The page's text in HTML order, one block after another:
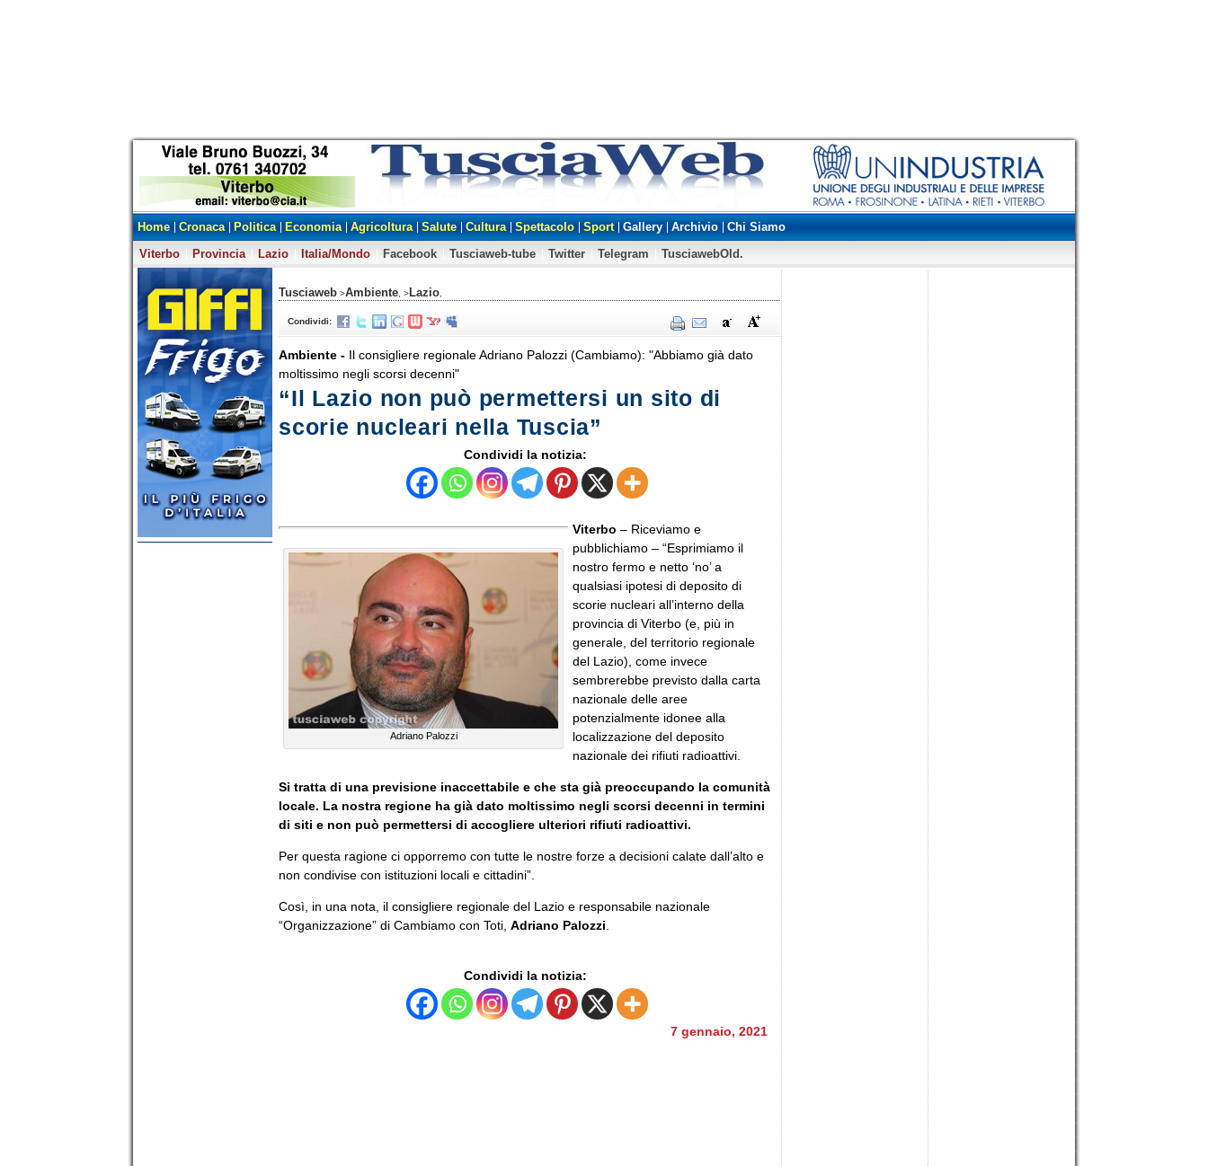
Home Cronaca Politica Economia Agricoltura Salute Cultura Spettacolo Sport Gallery Archivio
Chi Siamo
Viterbo
Provincia Lazio Italia/Mondo Facebook Tusciaweb-tube Twitter Telegram TusciawebOld.
Tusciaweb >Ambiente , >Lazio
Condividi:
Ambiente - Il consigliere regionale Adriano Palozzi (Cambiamo): "Abbiamo già dato
moltissimo negli scorsi decenni"
“Il Lazio non può permettersi un sito di
scorie nucleari nella Tuscia”
Condividi la notizia:
Adriano Palozzi
Viterbo – Riceviamo e
pubblichiamo – “Esprimiamo il
nostro fermo e netto ‘no’ a
qualsiasi ipotesi di deposito di
scorie nucleari all’interno della
provincia di Viterbo (e, più in
generale, del territorio regionale
del Lazio), come invece
sembrerebbe previsto dalla carta
nazionale delle aree
potenzialmente idonee alla
localizzazione del deposito
nazionale dei rifiuti radioattivi.
Si tratta di una previsione inaccettabile e che sta già preoccupando la comunità
locale. La nostra regione ha già dato moltissimo negli scorsi decenni in termini
di siti e non può permettersi di accogliere ulteriori rifiuti radioattivi.
Per questa ragione ci opporremo con tutte le nostre forze a decisioni calate dall’alto e
non condivise con istituzioni locali e cittadini”.
Così, in una nota, il consigliere regionale del Lazio e responsabile nazionale
“Organizzazione” di Cambiamo con Toti, Adriano Palozzi
Condividi la notizia:
7 gennaio, 2021